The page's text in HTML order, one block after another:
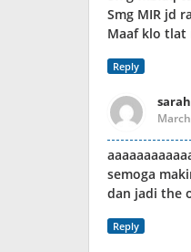
Smg MIR jd
Maaf klo tlat
Reply
sarah
semoga
dan jadi the
Reply